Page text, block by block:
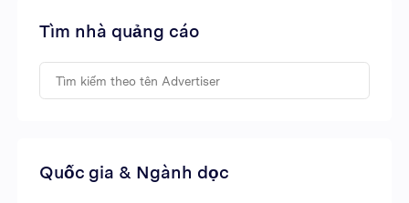
Tìm nhà quảng cáo
Quốc gia & Ngành dọc